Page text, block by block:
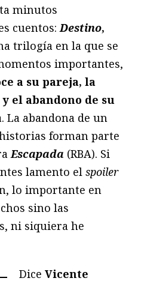
minutos
cuentos:Destino,
trilogía en la que se
importantes,
a su pareja, la
el abandono de su
La abandona de un
forman parte
Escapada (RBA). Si
lamento el spoiler
lo importante en
sino las
ni siquiera he
Dice Vicente